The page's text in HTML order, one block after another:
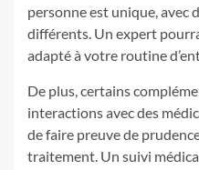
personne est unique, avec
différents. Un expert
adapté à votre routine
De plus, certains
interactions avec des
de faire preuve de
traitement. Un suivi